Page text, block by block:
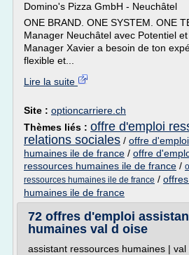
Domino's Pizza GmbH - Neuchâtel
ONE BRAND. ONE SYSTEM. ONE
Manager Neuchâtel avec Potentiel
Manager Xavier a besoin de ton
flexible et...
Lire la suite
Site : optioncarriere.ch
Thèmes liés : offre d'emploi
relations sociales / offre
humaines ile de france / offre
ressources humaines ile de france /
ressources humaines ile de france /
humaines ile de france
72 offres d'emploi
humaines val d oise
assistant ressources humaines | val